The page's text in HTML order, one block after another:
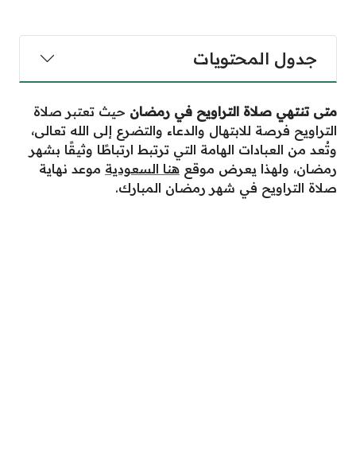
جدول المحتويات
متى تنتهي صلاة التراويح في رمضان حيث تعتبر صلاة
التراويح فرصة للابتهال والدعاء والتضرع إلى الله تعالى،
وتُعد من العبادات الهامة التي ترتبط ارتباطًا وثيقًا بشهر
رمضان، ولهذا يعرض موقع هنا السعودية موعد نهاية
صلاة التراويح في شهر رمضان المبارك.